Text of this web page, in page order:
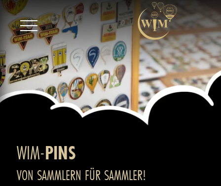
WIM-PINS
VON SAMMLERN FÜR SAMMLER!